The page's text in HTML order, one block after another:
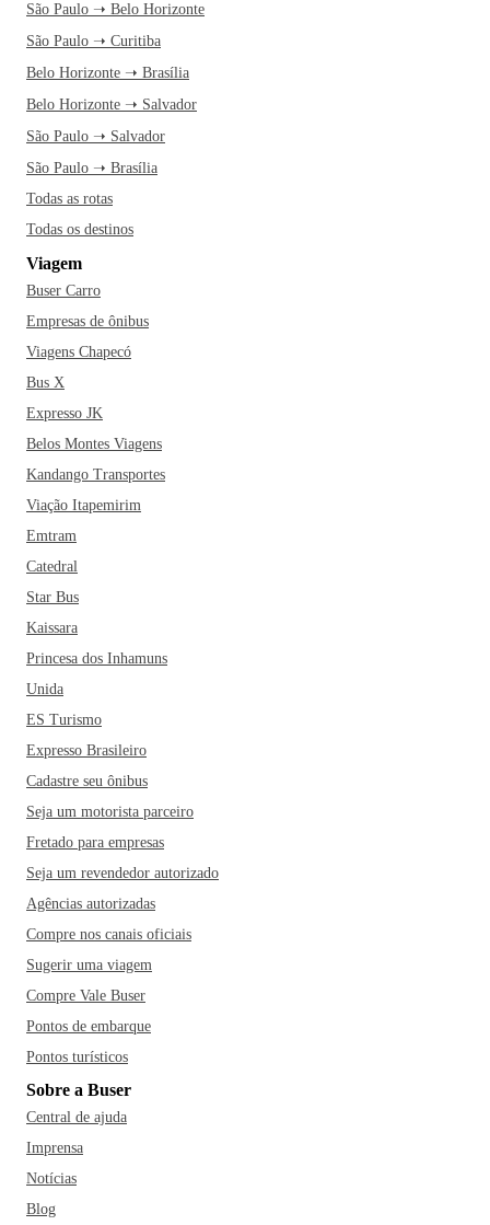
São Paulo ➝ Belo Horizonte
São Paulo ➝ Curitiba
Belo Horizonte ➝ Brasília
Belo Horizonte ➝ Salvador
São Paulo ➝ Salvador
São Paulo ➝ Brasília
Todas as rotas
Todas os destinos
Viagem
Buser Carro
Empresas de ônibus
Viagens Chapecó
Bus X
Expresso JK
Belos Montes Viagens
Kandango Transportes
Viação Itapemirim
Emtram
Catedral
Star Bus
Kaissara
Princesa dos Inhamuns
Unida
ES Turismo
Expresso Brasileiro
Cadastre seu ônibus
Seja um motorista parceiro
Fretado para empresas
Seja um revendedor autorizado
Agências autorizadas
Compre nos canais oficiais
Sugerir uma viagem
Compre Vale Buser
Pontos de embarque
Pontos turísticos
Sobre a Buser
Central de ajuda
Imprensa
Notícias
Blog